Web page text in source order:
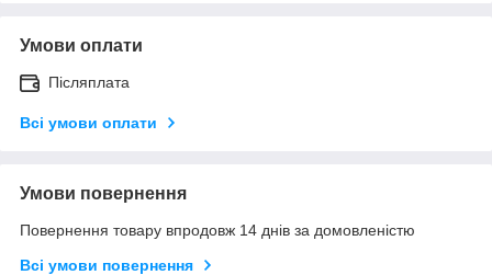
Умови оплати
Післяплата
Всі умови оплати
Умови повернення
Повернення товару впродовж 14 днів за домовленістю
Всі умови повернення